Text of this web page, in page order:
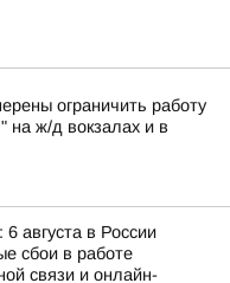
ограничить работу
на ж/д вокзалах и в
августа в России
сбои в работе
связи и онлайн-